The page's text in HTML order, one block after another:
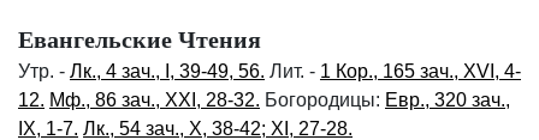
Евангельские Чтения
Утр. - Лк., 4 зач., I, 39-49, 56. Лит. - 1 Кор., 165 зач., XVI, 4-
12. Мф., 86 зач., XXI, 28-32. Богородицы: Евр., 320 зач.,
IX, 1-7. Лк., 54 зач., X, 38-42; XI, 27-28.